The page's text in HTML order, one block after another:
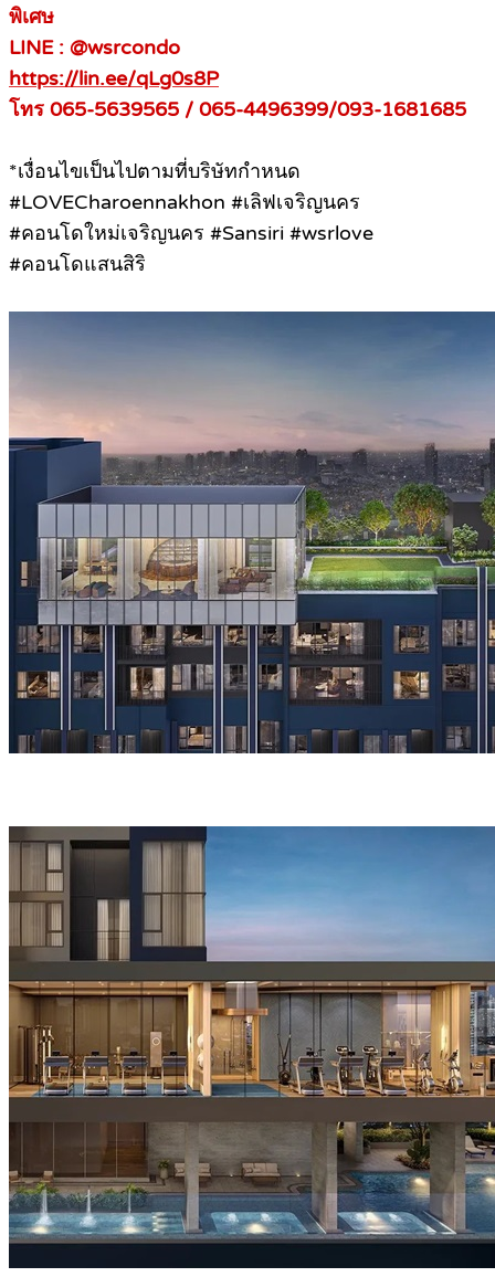
พิเศษ
LINE : @wsrcondo
https://lin.ee/qLg0s8P
โทร 065-5639565 / 065-4496399/093-1681685
*เงื่อนไขเป็นไปตามที่บริษัทกำหนด
#LOVECharoennakhon #เลิฟเจริญนคร
#คอนโดใหม่เจริญนคร #Sansiri #wsrlove
#คอนโดแสนสิริ